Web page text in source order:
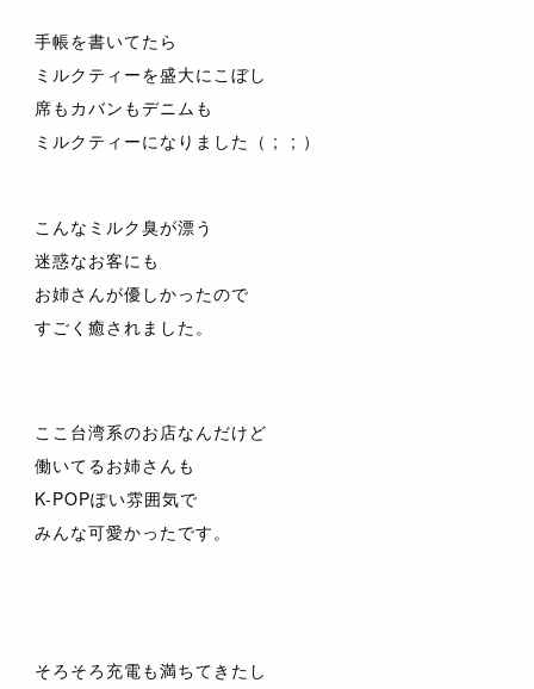
手帳を書いてたら
ミルクティーを盛大にこぼし
席もカバンもデニムも
ミルクティーになりました（ ; ; ）
こんなミルク臭が漂う
迷惑なお客にも
お姉さんが優しかったので
すごく癒されました。
ここ台湾系のお店なんだけど
働いてるお姉さんも
K-POPぽい雰囲気で
みんな可愛かったです。
そろそろ充電も満ちてきたし